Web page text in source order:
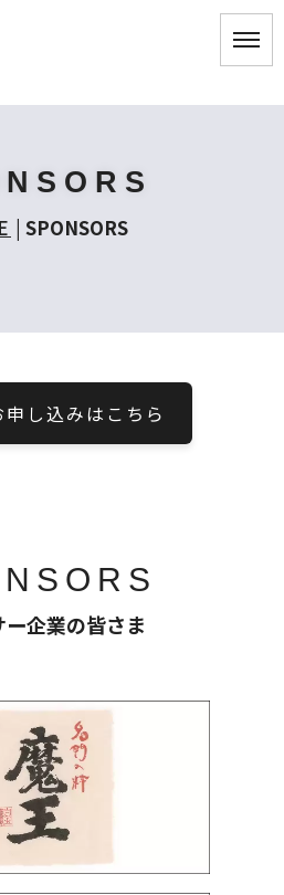
| SPONSORS
申し込みはこちら
企業の皆さま